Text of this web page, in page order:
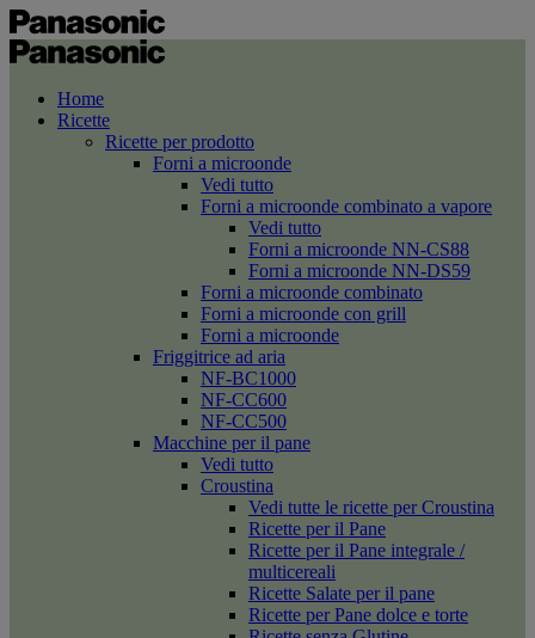
Home
Ricette
Ricette per prodotto
Forni a microonde
Vedi tutto
Forni a microonde combinato a vapore
Vedi tutto
Forni a microonde NN-CS88
Forni a microonde NN-DS59
Forni a microonde combinato
Forni a microonde con grill
Forni a microonde
Friggitrice ad aria
NF-BC1000
NF-CC600
NF-CC500
Macchine per il pane
Vedi tutto
Croustina
Vedi tutte le ricette per Croustina
Ricette per il Pane
Ricette per il Pane integrale /
multicereali
Ricette Salate per il pane
Ricette per Pane dolce e torte